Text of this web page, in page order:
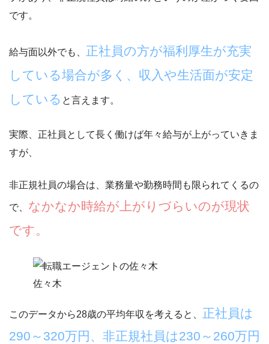
です。
給与面以外でも、 正社員の方が福利厚生が充実
している場合が多く、収入や生活面が安定
している と言えます。
実際、正社員として長く働けば年々給与が上がっていきま
すが、
非正規社員の場合は、業務量や勤務時間も限られてくるの
で、 なかなか時給が上がりづらいのが現状
です。
佐々木
このデータから28歳の平均年収を考えると、 正社員は
290～320万円、非正規社員は230～260万円